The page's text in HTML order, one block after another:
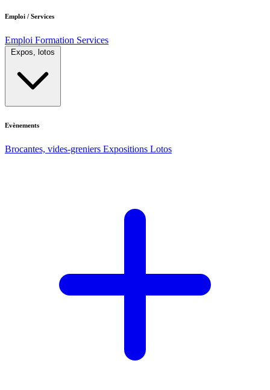
Emploi / Services
Emploi Formation Services
Expos, lotos
Evènements
Brocantes, vides-greniers Expositions Lotos